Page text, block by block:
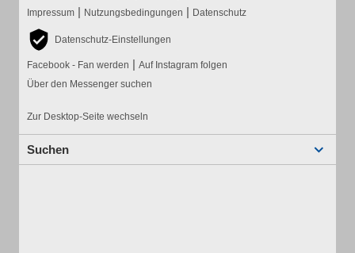
Impressum | Nutzungsbedingungen | Datenschutz
Datenschutz-Einstellungen
Facebook - Fan werden | Auf Instagram folgen
Über den Messenger suchen
Zur Desktop-Seite wechseln
Suchen